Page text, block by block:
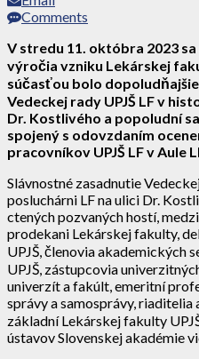
Comments
V stredu 11. októbra 2023
výročia vzniku Lekárskej
súčasťou bolo
Vedeckej rady UPJŠ LF v
Dr. Kostlivého a popoludní
spojený s odovzdaním
pracovníkov UPJŠ LF v Aule
Slávnostné zasadnutie
posluchárni LF na ulici Dr.
ctených pozvaných hostí,
prodekani Lekárskej fakulty,
UPJŠ, členovia akademických
UPJŠ, zástupcovia
univerzít a fakúlt, emeritní
správy a samosprávy,
základní Lekárskej fakulty
ústavov Slovenskej akadémie